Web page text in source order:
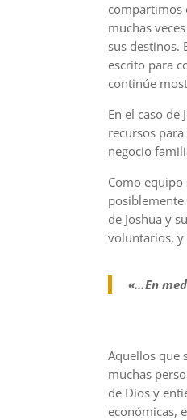
compartimos
muchas
sus destinos.
escrito para
continúe
En el caso
recursos
negocio
Como
de Joshua y
voluntarios, y
«…En
Aquellos que
muchas
de Dios y
económicas,